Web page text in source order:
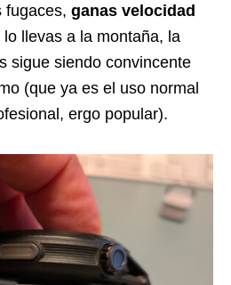
fugaces, ganas velocidad
lo llevas a la montaña, la
sigue siendo convincente
(que ya es el uso normal
ergo popular).